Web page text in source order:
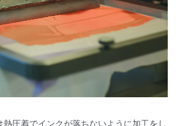
圧着でインクが落ちないように加工をし